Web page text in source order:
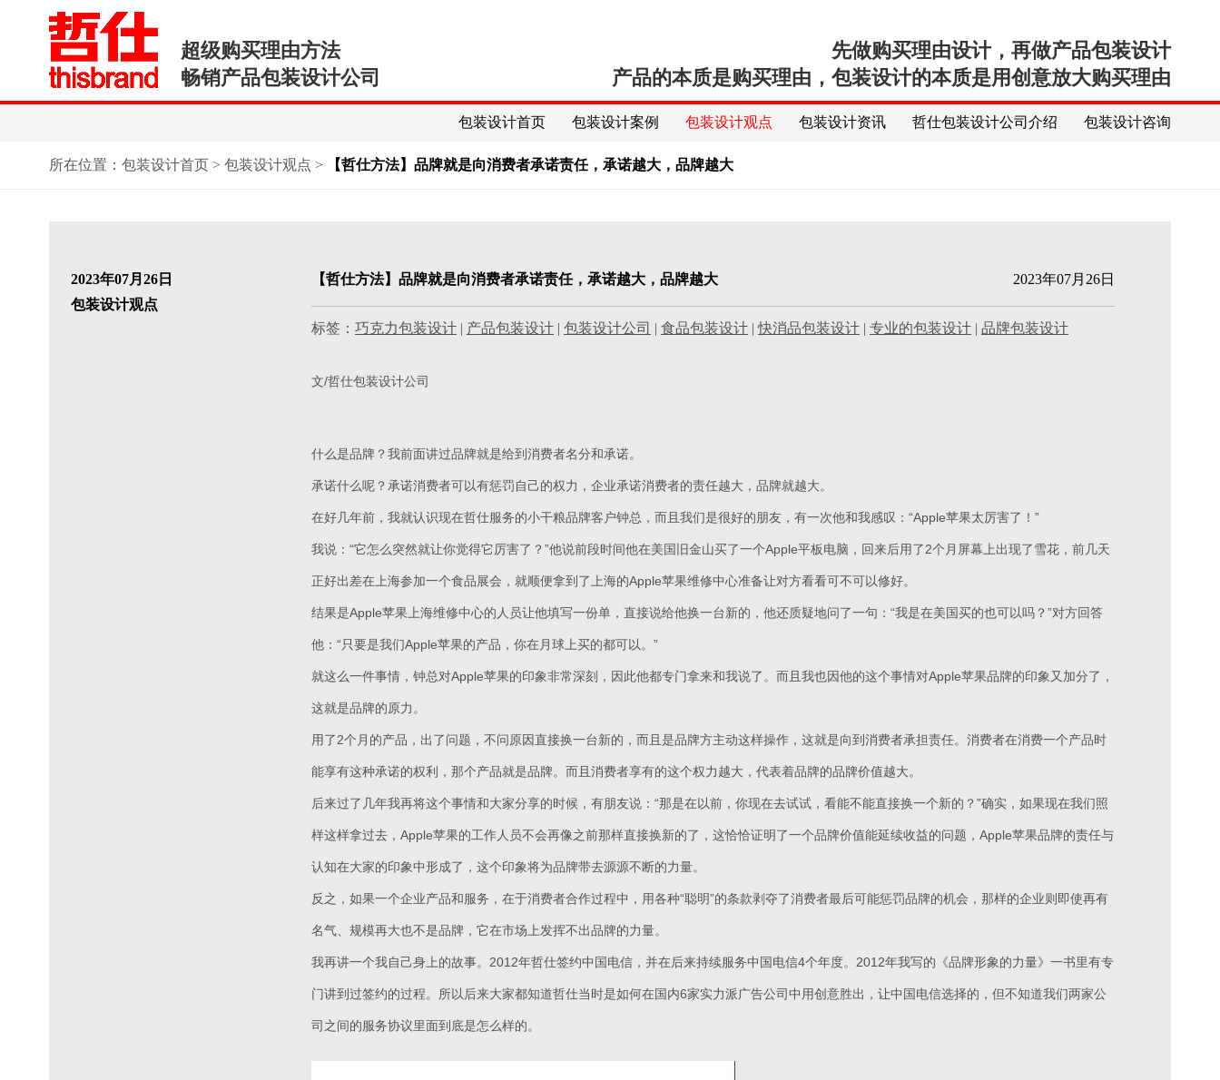
超级购买理由方法
畅销产品包装设计公司
先做购买理由设计，再做产品包装设计
产品的本质是购买理由，包装设计的本质是用创意放大购买理由
包装设计首页 包装设计案例 包装设计观点 包装设计资讯 哲仕包装设计公司介绍 包装设计咨询
所在位置： 包装设计首页> 包装设计观点 > 【哲仕方法】品牌就是向消费者承诺责任，承诺越大，品牌越大
2023年07月26日
包装设计观点
【哲仕方法】品牌就是向消费者承诺责任，承诺越大，品牌越大 2023年07月26日
标签： 巧克力包装设计| 产品包装设计| 包装设计公司 | 食品包装设计|快消品包装设计| 专业的包装设计| 品牌包装设计
文/哲仕包装设计公司
什么是品牌？我前面讲过品牌就是给到消费者名分和承诺。
承诺什么呢？承诺消费者可以有惩罚自己的权力，企业承诺消费者的责任越大，品牌就越大。
在好几年前，我就认识现在哲仕服务的小干粮品牌客户钟总，而且我们是很好的朋友，有一次他和我感叹：“Apple苹果太厉害了！”
我说：“它怎么突然就让你觉得它厉害了？”他说前段时间他在美国旧金山买了一个Apple平板电脑，回来后用了2个月屏幕上出现了雪花，前几天
正好出差在上海参加一个食品展会，就顺便拿到了上海的Apple苹果维修中心准备让对方看看可不可以修好。
结果是Apple苹果上海维修中心的人员让他填写一份单，直接说给他换一台新的，他还质疑地问了一句：“我是在美国买的也可以吗？”对方回答
他：“只要是我们Apple苹果的产品，你在月球上买的都可以。”
就这么一件事情，钟总对Apple苹果的印象非常深刻，因此他都专门拿来和我说了。而且我也因他的这个事情对Apple苹果品牌的印象又加分了，
这就是品牌的原力。
用了2个月的产品，出了问题，不问原因直接换一台新的，而且是品牌方主动这样操作，这就是向到消费者承担责任。消费者在消费一个产品时
能享有这种承诺的权利，那个产品就是品牌。而且消费者享有的这个权力越大，代表着品牌的品牌价值越大。
后来过了几年我再将这个事情和大家分享的时候，有朋友说：“那是在以前，你现在去试试，看能不能直接换一个新的？”确实，如果现在我们照
样这样拿过去，Apple苹果的工作人员不会再像之前那样直接换新的了，这恰恰证明了一个品牌价值能延续收益的问题，Apple苹果品牌的责任与
认知在大家的印象中形成了，这个印象将为品牌带去源源不断的力量。
反之，如果一个企业产品和服务，在于消费者合作过程中，用各种“聪明”的条款剥夺了消费者最后可能惩罚品牌的机会，那样的企业则即使再有
名气、规模再大也不是品牌，它在市场上发挥不出品牌的力量。
我再讲一个我自己身上的故事。2012年哲仕签约中国电信，并在后来持续服务中国电信4个年度。2012年我写的《品牌形象的力量》一书里有专
门讲到过签约的过程。所以后来大家都知道哲仕当时是如何在国内6家实力派广告公司中用创意胜出，让中国电信选择的，但不知道我们两家公
司之间的服务协议里面到底是怎么样的。